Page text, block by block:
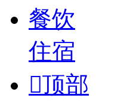
餐饮
住宿
顶部